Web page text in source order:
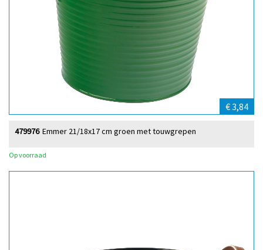
€ 3,84
Emmer 21/18x17 cm groen met touwgrepen
479976
Op voorraad